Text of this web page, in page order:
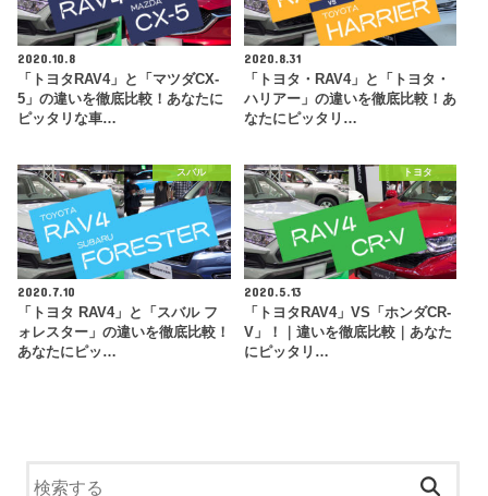
2020.10.8
「トヨタRAV4」と「マツダCX-
5」の違いを徹底比較！あなたに
ピッタリな車…
2020.8.31
「トヨタ・RAV4」と「トヨタ・
ハリアー」の違いを徹底比較！あ
なたにピッタリ…
スバル
2020.7.10
「トヨタ RAV4」と「スバル フ
ォレスター」の違いを徹底比較！
あなたにピッ…
トヨタ
2020.5.13
「トヨタRAV4」VS「ホンダCR-
V」！｜違いを徹底比較｜あなた
にピッタリ…